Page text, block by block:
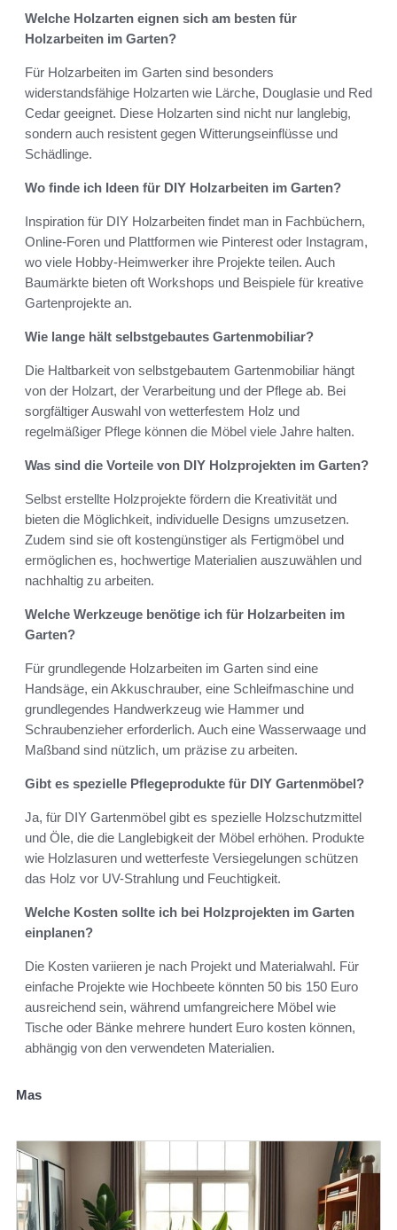
Welche Holzarten eignen sich am besten für
Holzarbeiten im Garten?
Für Holzarbeiten im Garten sind besonders
widerstandsfähige Holzarten wie Lärche, Douglasie und Red
Cedar geeignet. Diese Holzarten sind nicht nur langlebig,
sondern auch resistent gegen Witterungseinflüsse und
Schädlinge.
Wo finde ich Ideen für DIY Holzarbeiten im Garten?
Inspiration für DIY Holzarbeiten findet man in Fachbüchern,
Online-Foren und Plattformen wie Pinterest oder Instagram,
wo viele Hobby-Heimwerker ihre Projekte teilen. Auch
Baumärkte bieten oft Workshops und Beispiele für kreative
Gartenprojekte an.
Wie lange hält selbstgebautes Gartenmobiliar?
Die Haltbarkeit von selbstgebautem Gartenmobiliar hängt
von der Holzart, der Verarbeitung und der Pflege ab. Bei
sorgfältiger Auswahl von wetterfestem Holz und
regelmäßiger Pflege können die Möbel viele Jahre halten.
Was sind die Vorteile von DIY Holzprojekten im Garten?
Selbst erstellte Holzprojekte fördern die Kreativität und
bieten die Möglichkeit, individuelle Designs umzusetzen.
Zudem sind sie oft kostengünstiger als Fertigmöbel und
ermöglichen es, hochwertige Materialien auszuwählen und
nachhaltig zu arbeiten.
Welche Werkzeuge benötige ich für Holzarbeiten im
Garten?
Für grundlegende Holzarbeiten im Garten sind eine
Handsäge, ein Akkuschrauber, eine Schleifmaschine und
grundlegendes Handwerkzeug wie Hammer und
Schraubenzieher erforderlich. Auch eine Wasserwaage und
Maßband sind nützlich, um präzise zu arbeiten.
Gibt es spezielle Pflegeprodukte für DIY Gartenmöbel?
Ja, für DIY Gartenmöbel gibt es spezielle Holzschutzmittel
und Öle, die die Langlebigkeit der Möbel erhöhen. Produkte
wie Holzlasuren und wetterfeste Versiegelungen schützen
das Holz vor UV-Strahlung und Feuchtigkeit.
Welche Kosten sollte ich bei Holzprojekten im Garten
einplanen?
Die Kosten variieren je nach Projekt und Materialwahl. Für
einfache Projekte wie Hochbeete könnten 50 bis 150 Euro
ausreichend sein, während umfangreichere Möbel wie
Tische oder Bänke mehrere hundert Euro kosten können,
abhängig von den verwendeten Materialien.
Mas